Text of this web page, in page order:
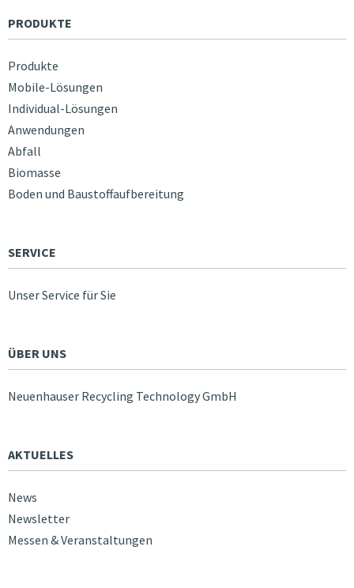
PRODUKTE
Produkte
Mobile-Lösungen
Individual-Lösungen
Anwendungen
Abfall
Biomasse
Boden und Baustoffaufbereitung
SERVICE
Unser Service für Sie
ÜBER UNS
Neuenhauser Recycling Technology GmbH
AKTUELLES
News
Newsletter
Messen & Veranstaltungen